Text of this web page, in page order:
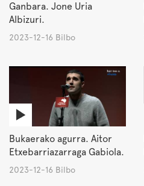
Ganbara. Jone Uria
Albizuri.
2023-12-16 Bilbo
Bukaerako agurra. Aitor
Etxebarriazarraga Gabiola.
2023-12-16 Bilbo